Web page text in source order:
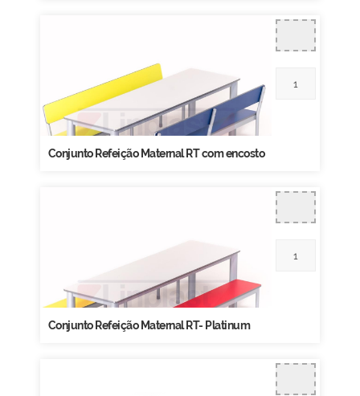
Conjunto Refeição Maternal RT com encosto
Conjunto Refeição Maternal RT- Platinum